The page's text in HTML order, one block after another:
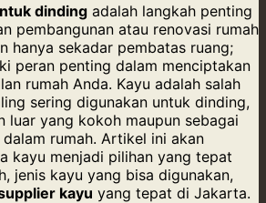
dinding adalah langkah penting
pembangunan atau renovasi rumah
hanya sekadar pembatas ruang;
peran penting dalam menciptakan
rumah Anda. Kayu adalah salah
sering digunakan untuk dinding,
luar yang kokoh maupun sebagai
rumah. Artikel ini akan
kayu menjadi pilihan yang tepat
jenis kayu yang bisa digunakan,
kayu yang tepat di Jakarta.